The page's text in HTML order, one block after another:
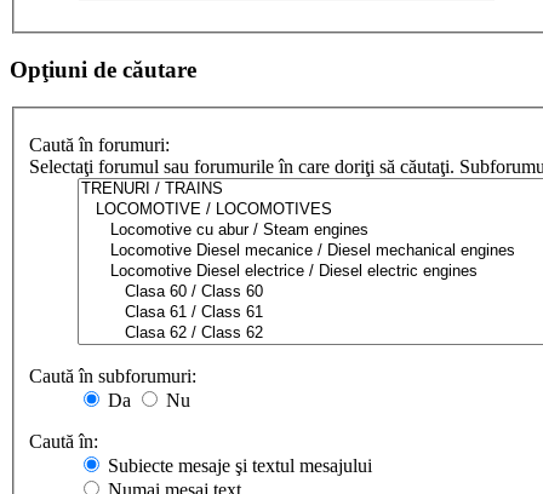
Opţiuni de căutare
Caută în forumuri:
Selectaţi forumul sau forumurile în care doriţi să căutaţi.
Caută în subforumuri:
Da
Nu
Caută în:
Subiecte mesaje şi textul mesajului